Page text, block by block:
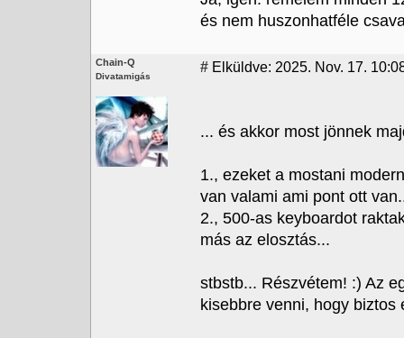
és nem huszonhatféle
Chain-Q
Divatamigás
# Elküldve: 2025. Nov. 17.
... és akkor most jönnek
1., ezeket a mostani
van valami ami pont ott
2., 500-as keyboardot
más az elosztás...
stbstb... Részvétem! :) Az
kisebbre venni, hogy